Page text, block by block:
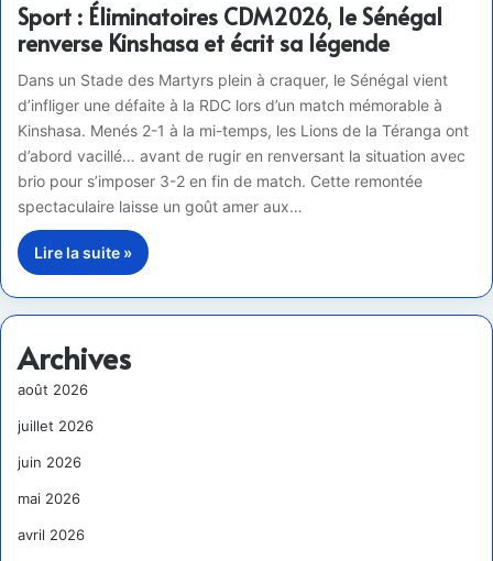
Sport : Éliminatoires CDM2026, le Sénégal
renverse Kinshasa et écrit sa légende
Dans un Stade des Martyrs plein à craquer, le Sénégal vient
d’infliger une défaite à la RDC lors d’un match mémorable à
Kinshasa. Menés 2-1 à la mi-temps, les Lions de la Téranga ont
d’abord vacillé… avant de rugir en renversant la situation avec
brio pour s’imposer 3-2 en fin de match. Cette remontée
spectaculaire laisse un goût amer aux…
Lire la suite »
Archives
août 2026
juillet 2026
juin 2026
mai 2026
avril 2026